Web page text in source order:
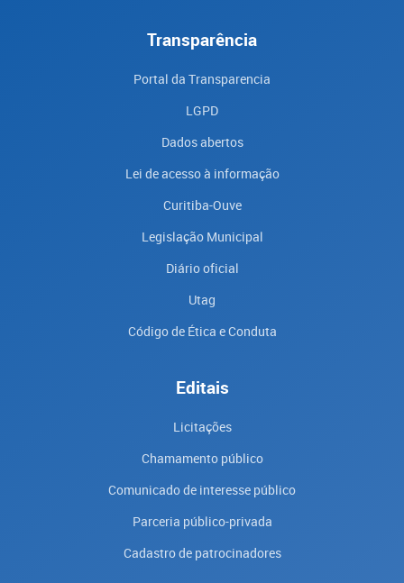
Transparência
Portal da Transparencia
LGPD
Dados abertos
Lei de acesso à informação
Curitiba-Ouve
Legislação Municipal
Diário oficial
Utag
Código de Ética e Conduta
Editais
Licitações
Chamamento público
Comunicado de interesse público
Parceria público-privada
Cadastro de patrocinadores